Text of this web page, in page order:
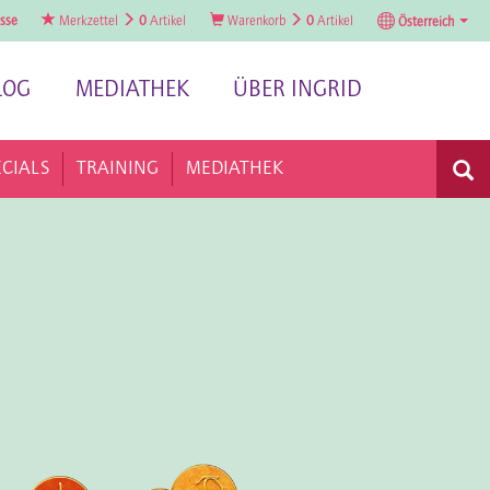
Merkzettel 0 Artikel Warenkorb 0 Artikel Österreich
MEDIATHEK ÜBER INGRID
TRAINING MEDIATHEK